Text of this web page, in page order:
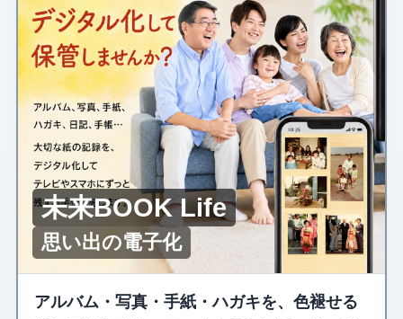
未来BOOK Life
思い出の電子化
アルバム・写真・手紙・ハガキを、色褪せる